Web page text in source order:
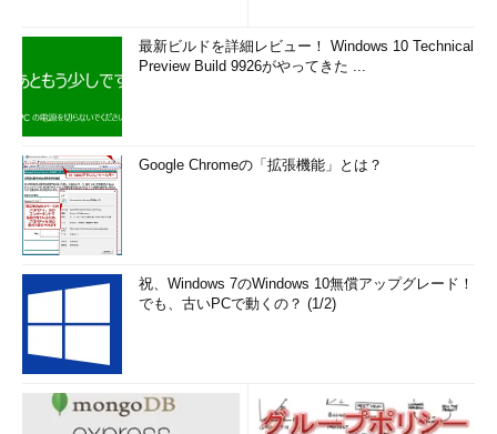
●PowerShellコマンドレットを利用する方法
PowerShellで変換を行うには、事前にWindows PowerShell用
Hyper-Vモジュールをインストールしておく必要がある。
［スタート］画面の右クリックで［すべてのアプリ］を実行し、
「Windowsシステム ツール」の「Windows PowerShell」を実行
する（Windows Server 2012の場合はタスク・バーのPowerShell
アイコンをクリックすれば起動できる）。デスクトップ画面に
「Windows PowerShell」ウィンドウが開くので、ここに以下の
コマンドを実行すればよい。
Convert-VHD -Path ＜変換前ファイル名＞.vhd -
最新ビルドを詳細レビュー！ Windows 10 Technical
Preview Build 9926がやってきた ...
Google Chromeの「拡張機能」とは？
祝、Windows 7のWindows 10無償アップグレード！
でも、古いPCで動くの？ (1/2)